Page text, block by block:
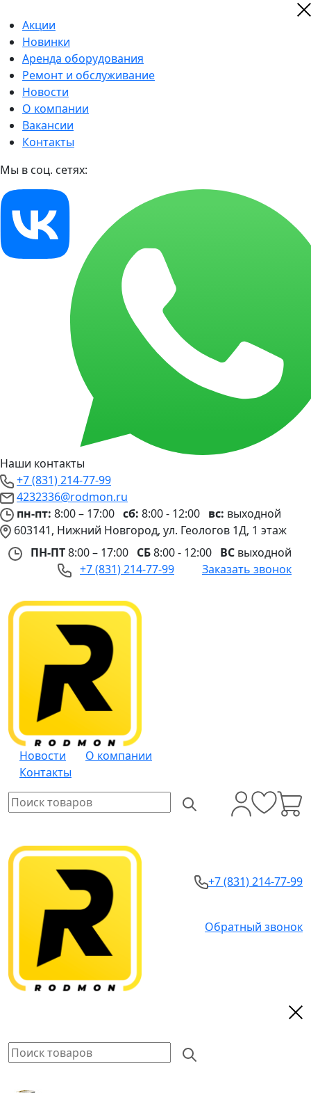
Акции
Новинки
Аренда оборудования
Ремонт и обслуживание
Новости
О компании
Вакансии
Контакты
Мы в соц. сетях:
Наши контакты
+7 (831) 214-77-99
4232336@rodmon.ru
пн-пт: 8:00 – 17:00 сб: 8:00 - 12:00 вс: выходной
603141, Нижний Новгород, ул. Геологов 1Д, 1 этаж
ПН-ПТ8:00 – 17:00 СБ8:00 - 12:00 ВС выходной
+7 (831) 214-77-99
Заказать звонок
Новости
О компании
Контакты
+7 (831) 214-77-99
Обратный звонок